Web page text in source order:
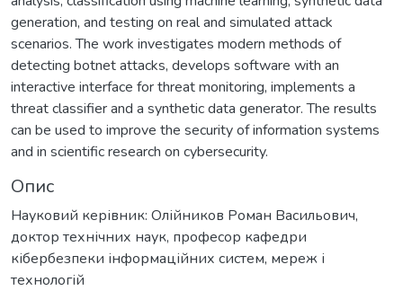
generation, and testing on real and simulated attack
scenarios. The work investigates modern methods of
detecting botnet attacks, develops software with an
interactive interface for threat monitoring, implements a
threat classifier and a synthetic data generator. The results
can be used to improve the security of information systems
and in scientific research on cybersecurity.
Опис
Науковий керівник: Олійников Роман Васильович,
доктор технічних наук, професор кафедри
кібербезпеки інформаційних систем, мереж і
технологій